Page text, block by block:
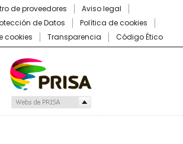
de proveedores
Aviso legal
de Datos
Política de cookies
cookies
Transparencia Código Ético